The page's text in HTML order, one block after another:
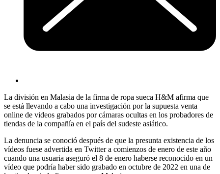
La división en Malasia de la firma de ropa sueca H&M afirma que
se está llevando a cabo una investigación por la supuesta venta
online de videos grabados por cámaras ocultas en los probadores de
tiendas de la compañía en el país del sudeste asiático.
La denuncia se conoció después de que la presunta existencia de los
vídeos fuese advertida en Twitter a comienzos de enero de este año
cuando una usuaria aseguró el 8 de enero haberse reconocido en un
vídeo que podría haber sido grabado en octubre de 2022 en una de